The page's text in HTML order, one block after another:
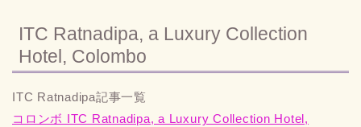
ITC Ratnadipa, a Luxury Collection
Hotel, Colombo
ITC Ratnadipa記事一覧
コロンボ ITC Ratnadipa, a Luxury Collection Hotel,